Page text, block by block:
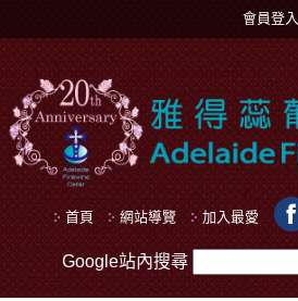
會員登入
首頁 網站導覽 加入最愛
Google站內搜尋